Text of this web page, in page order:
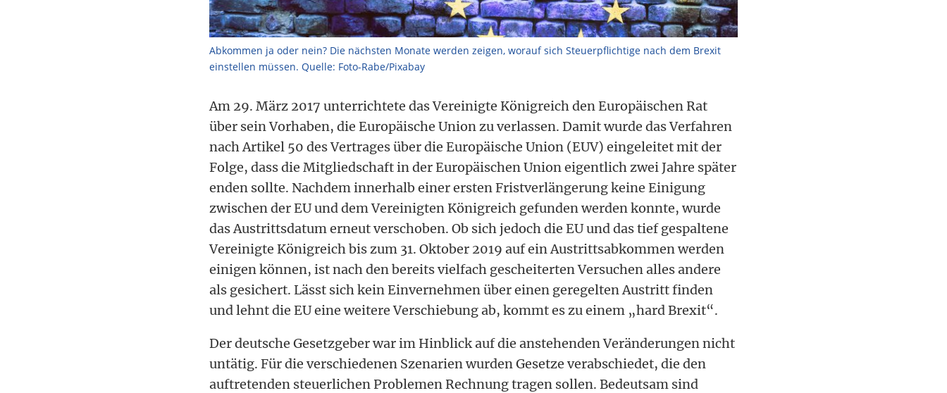
Abkommen ja oder nein? Die nächsten Monate werden zeigen, worauf sich Steuerpflichtige nach dem Brexit
einstellen müssen. Quelle: Foto-Rabe/Pixabay
Am 29. März 2017 unterrichtete das Vereinigte Königreich den Europäischen Rat
über sein Vorhaben, die Europäische Union zu verlassen. Damit wurde das Verfahren
nach Artikel 50 des Vertrages über die Europäische Union (EUV) eingeleitet mit der
Folge, dass die Mitgliedschaft in der Europäischen Union eigentlich zwei Jahre später
enden sollte. Nachdem innerhalb einer ersten Fristverlängerung keine Einigung
zwischen der EU und dem Vereinigten Königreich gefunden werden konnte, wurde
das Austrittsdatum erneut verschoben. Ob sich jedoch die EU und das tief gespaltene
Vereinigte Königreich bis zum 31. Oktober 2019 auf ein Austrittsabkommen werden
einigen können, ist nach den bereits vielfach gescheiterten Versuchen alles andere
als gesichert. Lässt sich kein Einvernehmen über einen geregelten Austritt finden
und lehnt die EU eine weitere Verschiebung ab, kommt es zu einem „hard Brexit“.
Der deutsche Gesetzgeber war im Hinblick auf die anstehenden Veränderungen nicht
untätig. Für die verschiedenen Szenarien wurden Gesetze verabschiedet, die den
auftretenden steuerlichen Problemen Rechnung tragen sollen. Bedeutsam sind